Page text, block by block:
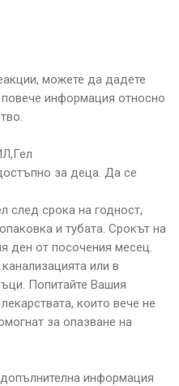
можете да дадете
информация относно
за деца. Да се
срока на годност,
и тубата. Срокът на
ден от посочения месец.
или в
Попитайте Вашия
които вече не
за опазване на
информация